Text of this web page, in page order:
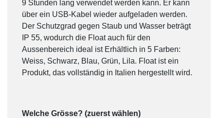
9 Stunden lang verwendet werden kann. Er kann
über ein USB-Kabel wieder aufgeladen werden.
Der Schutzgrad gegen Staub und Wasser beträgt
IP 55, wodurch die Float auch für den
Aussenbereich ideal ist Erhältlich in 5 Farben:
Weiss, Schwarz, Blau, Grün, Lila. Float ist ein
Produkt, das vollständig in Italien hergestellt wird.
Welche Grösse? (zuerst wählen)